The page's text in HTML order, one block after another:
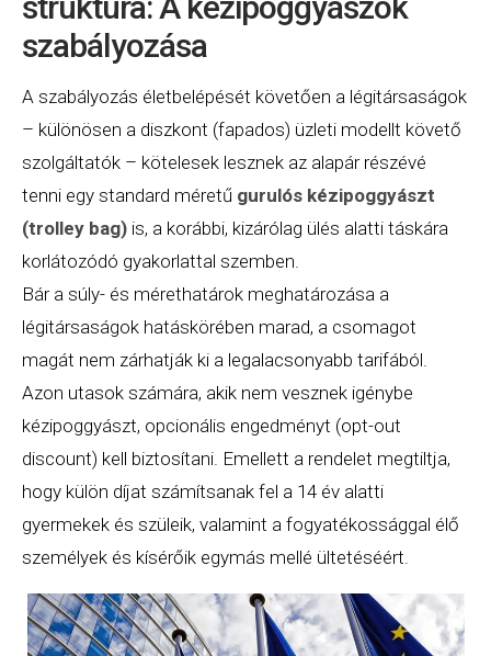
szabályozása
A szabályozás életbelépését követően a légitársaságok
– különösen a diszkont (fapados) üzleti modellt követő
szolgáltatók – kötelesek lesznek az alapár részévé
tenni egy standard méretű gurulós kézipoggyászt
(trolley bag) is, a korábbi, kizárólag ülés alatti táskára
korlátozódó gyakorlattal szemben.
Bár a súly- és mérethatárok meghatározása a
légitársaságok hatáskörében marad, a csomagot
magát nem zárhatják ki a legalacsonyabb tarifából.
Azon utasok számára, akik nem vesznek igénybe
kézipoggyászt, opcionális engedményt (opt-out
discount) kell biztosítani. Emellett a rendelet megtiltja,
hogy külön díjat számítsanak fel a 14 év alatti
gyermekek és szüleik, valamint a fogyatékossággal élő
személyek és kísérőik egymás mellé ültetéséért.